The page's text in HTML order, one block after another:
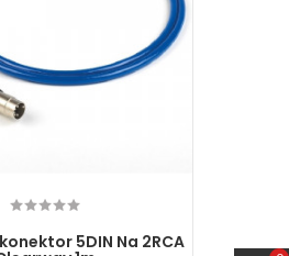
5DIN Na 2RCA